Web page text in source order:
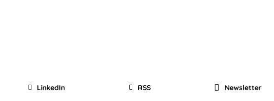
LinkedIn RSS Newsletter